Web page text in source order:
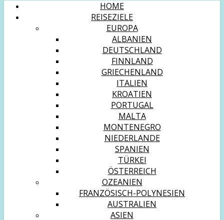
HOME
REISEZIELE
EUROPA
ALBANIEN
DEUTSCHLAND
FINNLAND
GRIECHENLAND
ITALIEN
KROATIEN
PORTUGAL
MALTA
MONTENEGRO
NIEDERLANDE
SPANIEN
TÜRKEI
ÖSTERREICH
OZEANIEN
FRANZÖSISCH-POLYNESIEN
AUSTRALIEN
ASIEN